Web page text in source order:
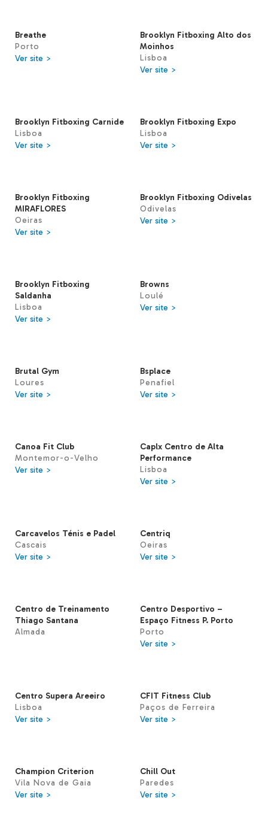
Breathe
Porto
Ver site >
Brooklyn Fitboxing Alto dos
Moinhos
Lisboa
Ver site >
Brooklyn Fitboxing Carnide
Lisboa
Ver site >
Brooklyn Fitboxing Expo
Lisboa
Ver site >
Brooklyn Fitboxing
MIRAFLORES
Oeiras
Ver site >
Brooklyn Fitboxing Odivelas
Odivelas
Ver site >
Brooklyn Fitboxing
Saldanha
Lisboa
Ver site >
Browns
Loulé
Ver site >
Brutal Gym
Loures
Ver site >
Bsplace
Penafiel
Ver site >
Canoa Fit Club
Montemor-o-Velho
Ver site >
Caplx Centro de Alta
Performance
Lisboa
Ver site >
Carcavelos Ténis e Padel
Cascais
Ver site >
Centriq
Oeiras
Ver site >
Centro de Treinamento
Thiago Santana
Almada
Centro Desportivo –
Espaço Fitness P. Porto
Porto
Ver site >
Centro Supera Areeiro
Lisboa
Ver site >
CFIT Fitness Club
Paços de Ferreira
Ver site >
Champion Criterion
Vila Nova de Gaia
Ver site >
Chill Out
Paredes
Ver site >